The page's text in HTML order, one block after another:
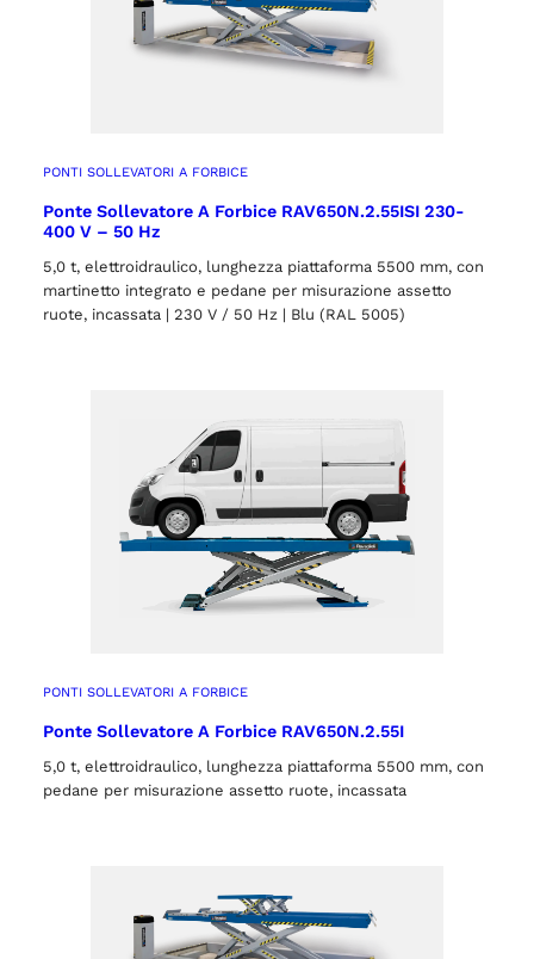
PONTI SOLLEVATORI A FORBICE
Ponte Sollevatore A Forbice RAV650N.2.55ISI 230-
400 V – 50 Hz
5,0 t, elettroidraulico, lunghezza piattaforma 5500 mm, con
martinetto integrato e pedane per misurazione assetto
ruote, incassata | 230 V / 50 Hz | Blu (RAL 5005)
PONTI SOLLEVATORI A FORBICE
Ponte Sollevatore A Forbice RAV650N.2.55I
5,0 t, elettroidraulico, lunghezza piattaforma 5500 mm, con
pedane per misurazione assetto ruote, incassata